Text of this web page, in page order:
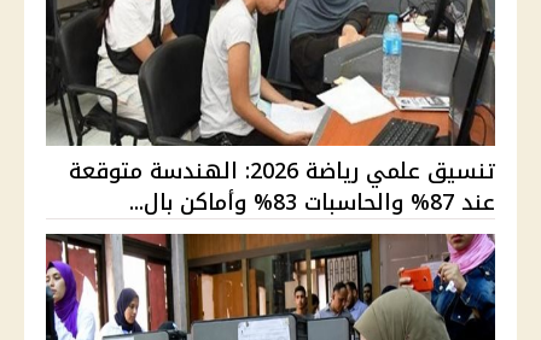
تنسيق علمي رياضة 2026: الهندسة متوقعة
عند 87% والحاسبات 83% وأماكن بال...